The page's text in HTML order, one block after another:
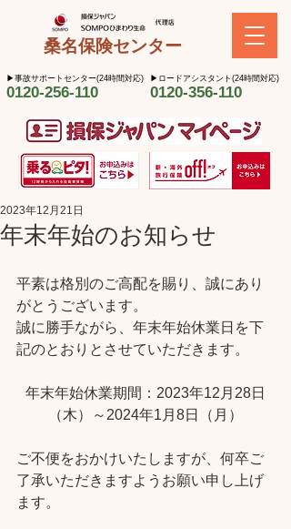
桑名保険センター
​▶︎事故サポートセンター(24時間対応)
0120-256-110
​▶︎ロードアシスタント(24時間対応)
0120-356-110
年末年始のお知らせ
2023年12月21日
平素は格別のご高配を賜り、誠にあり
がとうございます。
誠に勝手ながら、年末年始休業日を下
記のとおりとさせていただきます。
年末年始休業期間：2023年12月28日
（木）～2024年1月8日（月）
ご不便をおかけいたしますが、何卒ご
了承いただきますようお願い申し上げ
ます。